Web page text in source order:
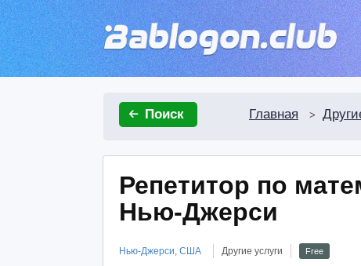
Поиск Главная >
Репетитор по
Нью-Джерси
Нью-Джерси, США Другие услуги Free